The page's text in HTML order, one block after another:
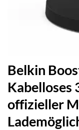
Belkin
Kabelloses
offizieller